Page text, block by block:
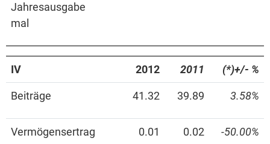
Jahresausgabe
mal
IV 2012 2011 (*)+/- %
Beiträge 41.32 39.89 3.58%
Vermögensertrag 0.01 0.02 -50.00%